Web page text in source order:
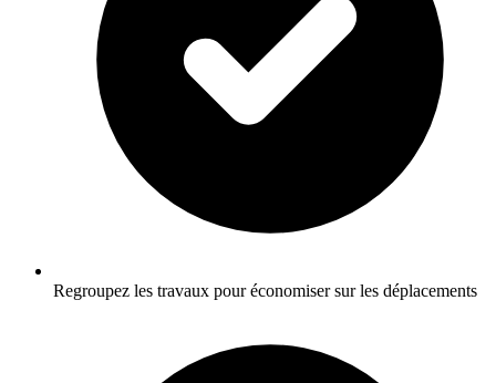
Regroupez les travaux pour économiser sur les déplacements